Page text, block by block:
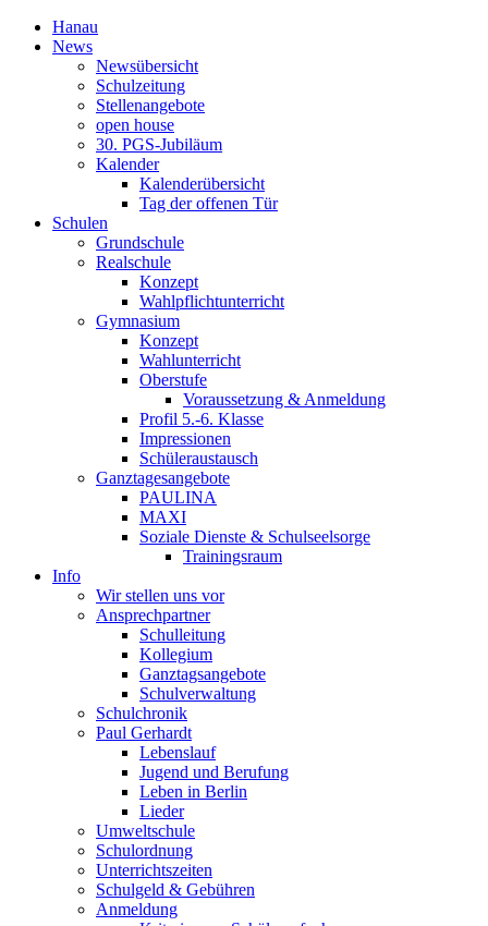
Hanau
News
Newsübersicht
Schulzeitung
Stellenangebote
open house
30. PGS-Jubiläum
Kalender
Kalenderübersicht
Tag der offenen Tür
Schulen
Grundschule
Realschule
Konzept
Wahlpflichtunterricht
Gymnasium
Konzept
Wahlunterricht
Oberstufe
Voraussetzung & Anmeldung
Profil 5.-6. Klasse
Impressionen
Schüleraustausch
Ganztagesangebote
PAULINA
MAXI
Soziale Dienste & Schulseelsorge
Trainingsraum
Info
Wir stellen uns vor
Ansprechpartner
Schulleitung
Kollegium
Ganztagsangebote
Schulverwaltung
Schulchronik
Paul Gerhardt
Lebenslauf
Jugend und Berufung
Leben in Berlin
Lieder
Umweltschule
Schulordnung
Unterrichtszeiten
Schulgeld & Gebühren
Anmeldung